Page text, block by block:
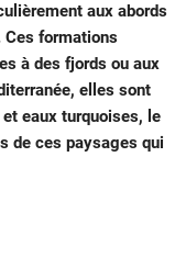
aux abords
Ces formations
à des fjords ou aux
elles sont
eaux turquoises, le
de ces paysages qui